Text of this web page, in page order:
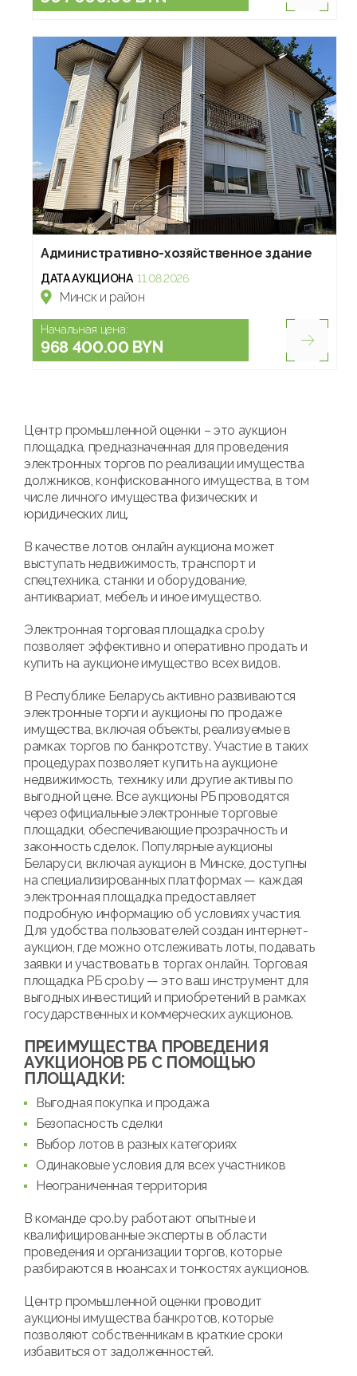
Административно-хозяйственное здание
ДАТА АУКЦИОНА 11.08.2026
Минск и район
Начальная цена:
968 400.00 BYN
Центр промышленной оценки – это аукцион
площадка, предназначенная для проведения
электронных торгов по реализации имущества
должников, конфискованного имущества, в том
числе личного имущества физических и
юридических лиц.
В качестве лотов онлайн аукциона может
выступать недвижимость, транспорт и
спецтехника, станки и оборудование,
антиквариат, мебель и иное имущество.
Электронная торговая площадка cpo.by
позволяет эффективно и оперативно продать и
купить на аукционе имущество всех видов.
В Республике Беларусь активно развиваются
электронные торги и аукционы по продаже
имущества, включая объекты, реализуемые в
рамках торгов по банкротству. Участие в таких
процедурах позволяет купить на аукционе
недвижимость, технику или другие активы по
выгодной цене. Все аукционы РБ проводятся
через официальные электронные торговые
площадки, обеспечивающие прозрачность и
законность сделок. Популярные аукционы
Беларуси, включая аукцион в Минске, доступны
на специализированных платформах — каждая
электронная площадка предоставляет
подробную информацию об условиях участия.
Для удобства пользователей создан интернет-
аукцион, где можно отслеживать лоты, подавать
заявки и участвовать в торгах онлайн. Торговая
площадка РБ cpo.by — это ваш инструмент для
выгодных инвестиций и приобретений в рамках
государственных и коммерческих аукционов.
ПРЕИМУЩЕСТВА ПРОВЕДЕНИЯ
АУКЦИОНОВ РБ С ПОМОЩЬЮ
ПЛОЩАДКИ:
Выгодная покупка и продажа
Безопасность сделки
Выбор лотов в разных категориях
Одинаковые условия для всех участников
Неограниченная территория
В команде cpo.by работают опытные и
квалифицированные эксперты в области
проведения и организации торгов, которые
разбираются в нюансах и тонкостях аукционов.
Центр промышленной оценки проводит
аукционы имущества банкротов, которые
позволяют собственникам в краткие сроки
избавиться от задолженностей.